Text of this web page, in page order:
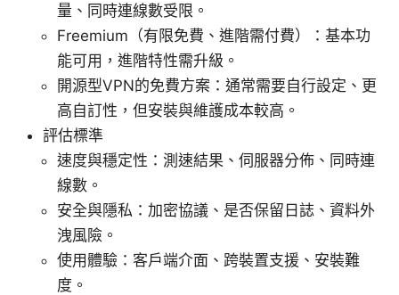
量、同時連線數受限。
Freemium（有限免費、進階需付費）：基本功
能可用，進階特性需升級。
開源型VPN的免費方案：通常需要自行設定、更
高自訂性，但安裝與維護成本較高。
評估標準
速度與穩定性：測速結果、伺服器分佈、同時連
線數。
安全與隱私：加密協議、是否保留日誌、資料外
洩風險。
使用體驗：客戶端介面、跨裝置支援、安裝難
度。